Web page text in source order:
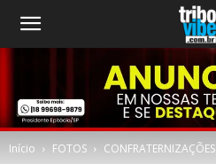
Início FOTOS CONFRATERNIZAÇÕES